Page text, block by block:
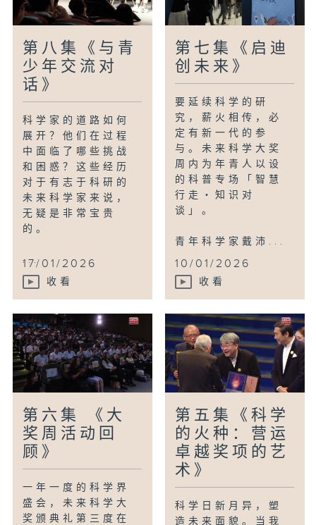
第八集《与青
少年交流对
话》
科学家的道路如何
展开？他们在过程
中面临了哪些挑战
和困惑？这些经历
对于有志于科研的
未来科学家来说，
无疑是非常宝贵
的。
...
17/01/2026
收看
第七集《启迪
创未来》
要延续科学的研
究，薪火相传，必
定有新一代的参
与。未来科学大奖
周内为年青人以设
的科普专场「智慧
行走・知识对
谈」。
青年科学家戴沛...
10/01/2026
收看
第六集 《大
奖周活动回
顾》
一年一度的科学界
盛会，未来科学大
奖颁典礼第三度在
第五集《科学
的火种：营运
卓越奖项的艺
术》
科学日新月异，塑
造未来面貌。当我